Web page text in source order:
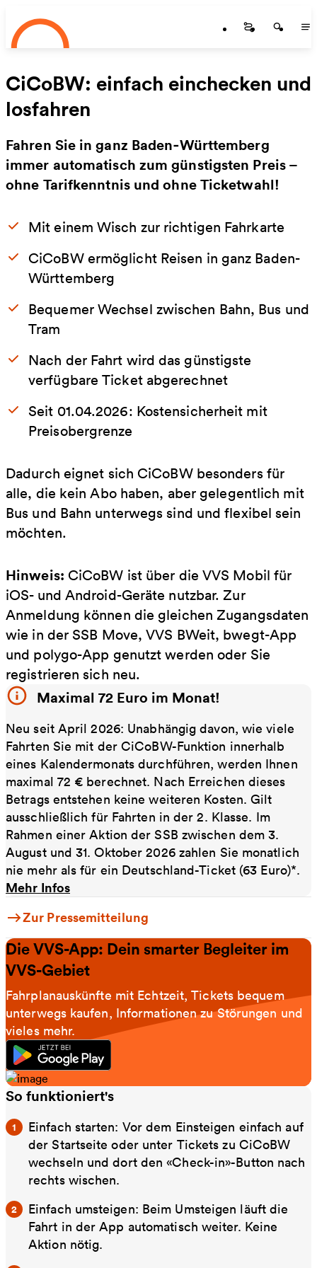
Zum Hauptinhalt springen
Startseite
CiCoBW: einfach einchecken und
losfahren
Fahren Sie in ganz Baden‑Württemberg
immer automatisch zum günstigsten Preis –
ohne Tarifkenntnis und ohne Ticketwahl!
Mit einem Wisch zur richtigen Fahrkarte
CiCoBW ermöglicht Reisen in ganz Baden-
Württemberg
Bequemer Wechsel zwischen Bahn, Bus und
Tram
Nach der Fahrt wird das günstigste
verfügbare Ticket abgerechnet
Seit 01.04.2026: Kostensicherheit mit
Preisobergrenze
Dadurch eignet sich CiCoBW besonders für
alle, die kein Abo haben, aber gelegentlich mit
Bus und Bahn unterwegs sind und flexibel sein
möchten.
Hinweis: CiCoBW ist über die VVS Mobil für
iOS- und Android-Geräte nutzbar. Zur
Anmeldung können die gleichen Zugangsdaten
wie in der SSB Move, VVS BWeit, bwegt-App
und polygo-App genutzt werden oder Sie
registrieren sich neu.
Maximal 72 Euro im Monat!
Neu seit April 2026: Unabhängig davon, wie viele
Fahrten Sie mit der CiCoBW-Funktion innerhalb
eines Kalendermonats durchführen, werden Ihnen
maximal 72 € berechnet. Nach Erreichen dieses
Betrags entstehen keine weiteren Kosten. Gilt
ausschließlich für Fahrten in der 2. Klasse. Im
Rahmen einer Aktion der SSB zwischen dem 3.
August und 31. Oktober 2026 zahlen Sie monatlich
nie mehr als für ein Deutschland-Ticket (63 Euro)*.
Mehr Infos
Zur Pressemitteilung
Die VVS-App: Dein smarter Begleiter im
VVS-Gebiet
Fahrplanauskünfte mit Echtzeit, Tickets bequem
unterwegs kaufen, Informationen zu Störungen und
vieles mehr.
So funktioniert's
Einfach starten: Vor dem Einsteigen einfach auf
der Startseite oder unter Tickets zu CiCoBW
wechseln und dort den «Check-in»-Button nach
rechts wischen.
Einfach umsteigen: Beim Umsteigen läuft die
Fahrt in der App automatisch weiter. Keine
Aktion nötig.